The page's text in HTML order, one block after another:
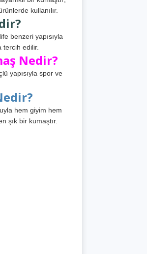
kullanılır.
benzeri yapısıyla
tercih edilir.
Nedir?
yapısıyla spor ve
hem giyim hem
şık bir kumaştır.